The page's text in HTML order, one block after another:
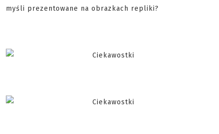
myśli prezentowane na obrazkach repliki?